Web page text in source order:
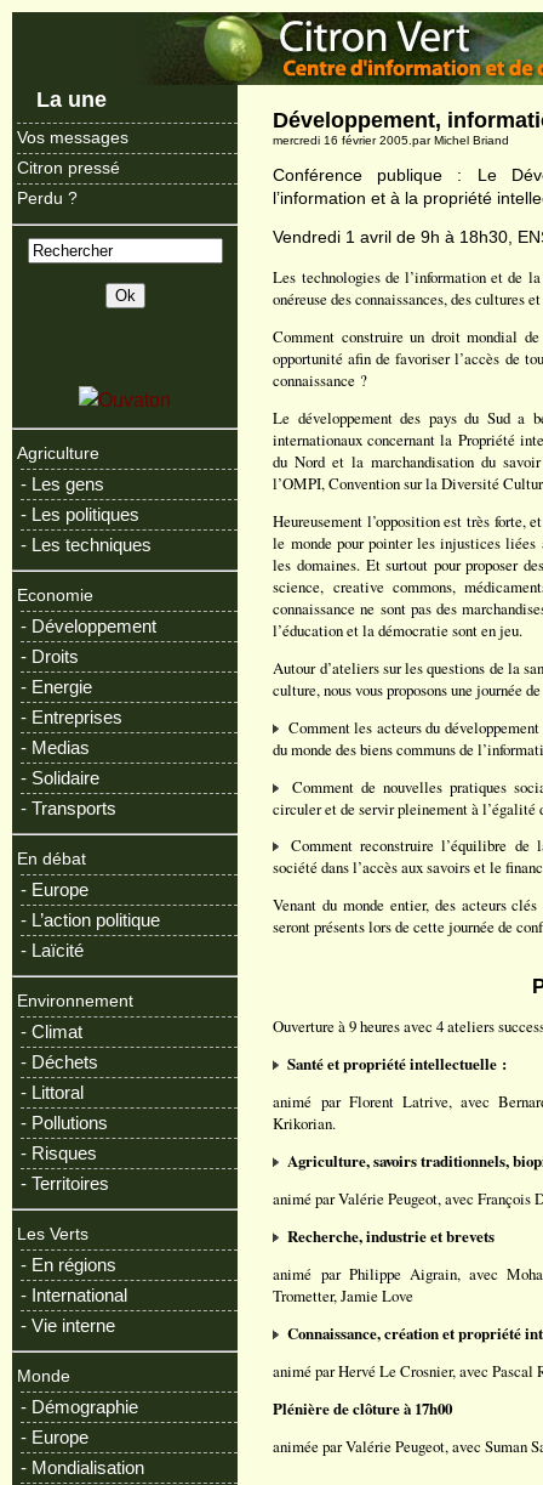
La une
Vos messages
Citron pressé
Perdu ?
Agriculture
- Les gens
- Les politiques
- Les techniques
Economie
- Développement
- Droits
- Energie
- Entreprises
- Medias
- Solidaire
- Transports
En débat
- Europe
- L’action politique
- Laïcité
Environnement
- Climat
- Déchets
- Littoral
- Pollutions
- Risques
- Territoires
Les Verts
- En régions
- International
- Vie interne
Monde
- Démographie
- Europe
- Mondialisation
Développement,
mercredi 16 février 2005.par Michel Briand
Conférence publique : Le
l’information et à la propriété
Vendredi 1 avril de 9h à 18h30,
Les technologies de l’information et de
onéreuse des connaissances, des cultures
Comment construire un droit mondial
opportunité afin de favoriser l’accès de
connaissance ?
Le développement des pays du Sud a
internationaux concernant la Propriété
du Nord et la marchandisation du
l’OMPI, Convention sur la Diversité
Heureusement l’opposition est très forte,
le monde pour pointer les injustices
les domaines. Et surtout pour proposer
science, creative commons,
connaissance ne sont pas des
l’éducation et la démocratie sont en jeu.
Autour d’ateliers sur les questions de la
culture, nous vous proposons une journée
Comment les acteurs du
du monde des biens communs de
Comment de nouvelles pratiques
circuler et de servir pleinement à l’égalité
Comment reconstruire l’équilibre
société dans l’accès aux savoirs et le
Venant du monde entier, des acteurs
seront présents lors de cette journée de
Ouverture à 9 heures avec 4 ateliers
Santé et propriété intellectuelle :
animé par Florent Latrive, avec
Krikorian.
Agriculture, savoirs traditionnels,
animé par Valérie Peugeot, avec François
Recherche, industrie et brevets
animé par Philippe Aigrain, avec
Trometter, Jamie Love
Connaissance, création et propriété
animé par Hervé Le Crosnier, avec Pascal
Plénière de clôture à 17h00
animée par Valérie Peugeot, avec Suman